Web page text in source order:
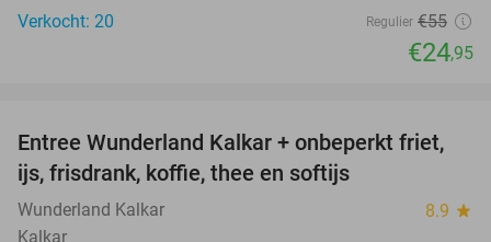
Verkocht: 20
Regulier €55
€24,95
32%
Entree Wunderland Kalkar + onbeperkt friet,
ijs, frisdrank, koffie, thee en softijs
Wunderland Kalkar 8.9 star
Kalkar